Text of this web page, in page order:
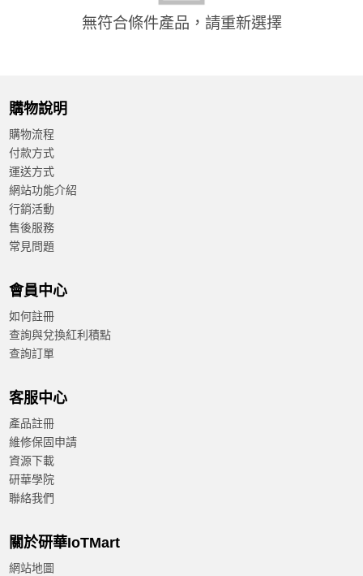
USB數據採集模組
運動控制卡
電纜與接線板
RS-485 I/O模組
無符合條件產品，請重新選擇
產品已加入購物車
購物說明
購物流程
付款方式
運送方式
網站功能介紹
行銷活動
售後服務
常見問題
會員中心
如何註冊
查詢與兌換紅利積點
查詢訂單
客服中心
產品註冊
維修保固申請
資源下載
研華學院
聯絡我們
關於研華IoTMart
網站地圖